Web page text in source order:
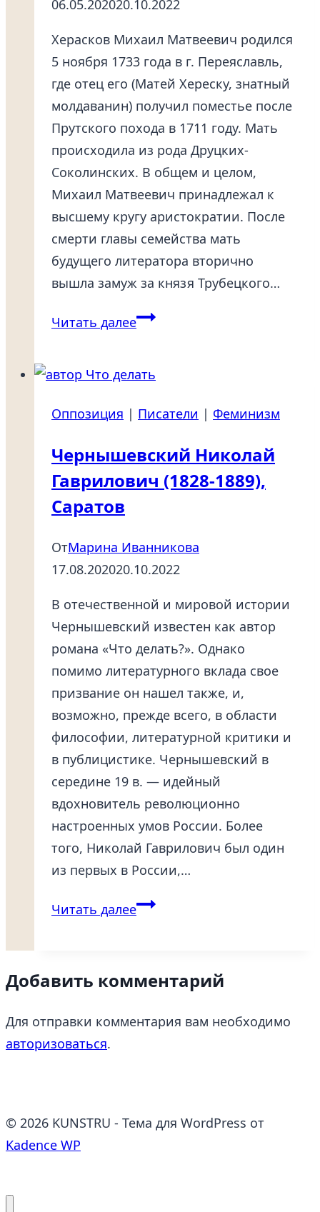
06.05.202020.10.2022
Херасков Михаил Матвеевич родился
5 ноября 1733 года в г. Переяславль,
где отец его (Матей Хереску, знатный
молдаванин) получил поместье после
Прутского похода в 1711 году. Мать
происходила из рода Друцких-
Соколинских. В общем и целом,
Михаил Матвеевич принадлежал к
высшему кругу аристократии. После
смерти главы семейства мать
будущего литератора вторично
вышла замуж за князя Трубецкого…
Читать далееХерасков
(1733-
1807),
Москва
Оппозиция | Писатели | Феминизм
Чернышевский Николай
Гаврилович (1828-1889),
Саратов
ОтМарина Иванникова
17.08.202020.10.2022
В отечественной и мировой истории
Чернышевский известен как автор
романа «Что делать?». Однако
помимо литературного вклада свое
призвание он нашел также, и,
возможно, прежде всего, в области
философии, литературной критики и
в публицистике. Чернышевский в
середине 19 в. — идейный
вдохновитель революционно
настроенных умов России. Более
того, Николай Гаврилович был один
из первых в России,…
Читать далееЧернышевский
Саратов
Добавить комментарий
Для отправки комментария вам необходимо
авторизоваться.
© 2026 KUNSTRU - Тема для WordPress от
Kadence WP